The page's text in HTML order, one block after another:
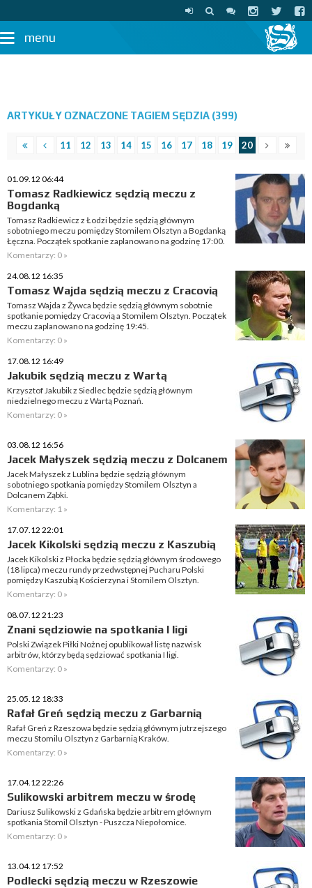
menu
ARTYKUŁY OZNACZONE TAGIEM SĘDZIA (399)
11 12 13 14 15 16 17 18 19 20
01.09.12 06:44
Tomasz Radkiewicz sędzią meczu z
Bogdanką
Tomasz Radkiewicz z Łodzi będzie sędzią głównym
sobotniego meczu pomiędzy Stomilem Olsztyn a Bogdanką
Łęczna. Początek spotkanie zaplanowano na godzinę 17:00.
Komentarzy: 0 »
24.08.12 16:35
Tomasz Wajda sędzią meczu z Cracovią
Tomasz Wajda z Żywca będzie sędzią głównym sobotnie
spotkanie pomiędzy Cracovią a Stomilem Olsztyn. Początek
meczu zaplanowano na godzinę 19:45.
Komentarzy: 0 »
17.08.12 16:49
Jakubik sędzią meczu z Wartą
Krzysztof Jakubik z Siedlec będzie sędzią głównym
niedzielnego meczu z Wartą Poznań.
Komentarzy: 0 »
03.08.12 16:56
Jacek Małyszek sędzią meczu z Dolcanem
Jacek Małyszek z Lublina będzie sędzią głównym
sobotniego spotkania pomiędzy Stomilem Olsztyn a
Dolcanem Ząbki.
Komentarzy: 1 »
17.07.12 22:01
Jacek Kikolski sędzią meczu z Kaszubią
Jacek Kikolski z Płocka będzie sędzią głównym środowego
(18 lipca) meczu rundy przedwstępnej Pucharu Polski
pomiędzy Kaszubią Kościerzyna i Stomilem Olsztyn.
Komentarzy: 0 »
08.07.12 21:23
Znani sędziowie na spotkania I ligi
Polski Związek Piłki Nożnej opublikował listę nazwisk
arbitrów, którzy będą sędziować spotkania I ligi.
Komentarzy: 0 »
25.05.12 18:33
Rafał Greń sędzią meczu z Garbarnią
Rafał Greń z Rzeszowa będzie sędzią głównym jutrzejszego
meczu Stomilu Olsztyn z Garbarnią Kraków.
Komentarzy: 0 »
17.04.12 22:26
Sulikowski arbitrem meczu w środę
Dariusz Sulikowski z Gdańska będzie arbitrem głównym
spotkania Stomil Olsztyn - Puszcza Niepołomice.
Komentarzy: 0 »
13.04.12 17:52
Podlecki sędzią meczu w Rzeszowie